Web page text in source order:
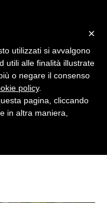
il: 29 Luglio
×
utilizzati si avvalgono
utili alle finalità illustrate
o negare il consenso
policy.
pagina, cliccando
in altra maniera,